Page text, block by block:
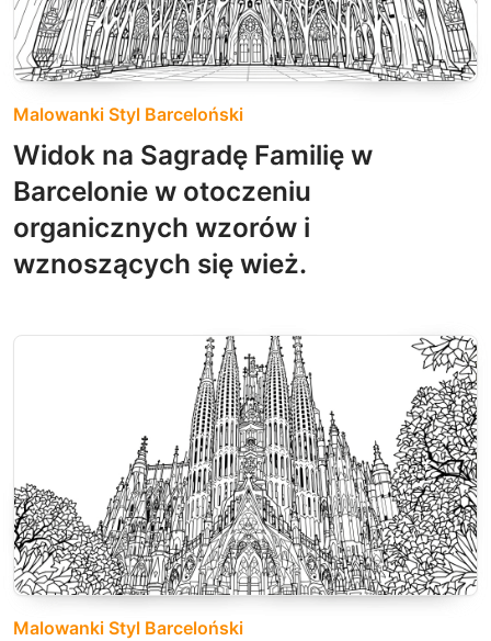
Malowanki Styl Barceloński
Widok na Sagradę Familię w
Barcelonie w otoczeniu
organicznych wzorów i
wznoszących się wież.
Malowanki Styl Barceloński